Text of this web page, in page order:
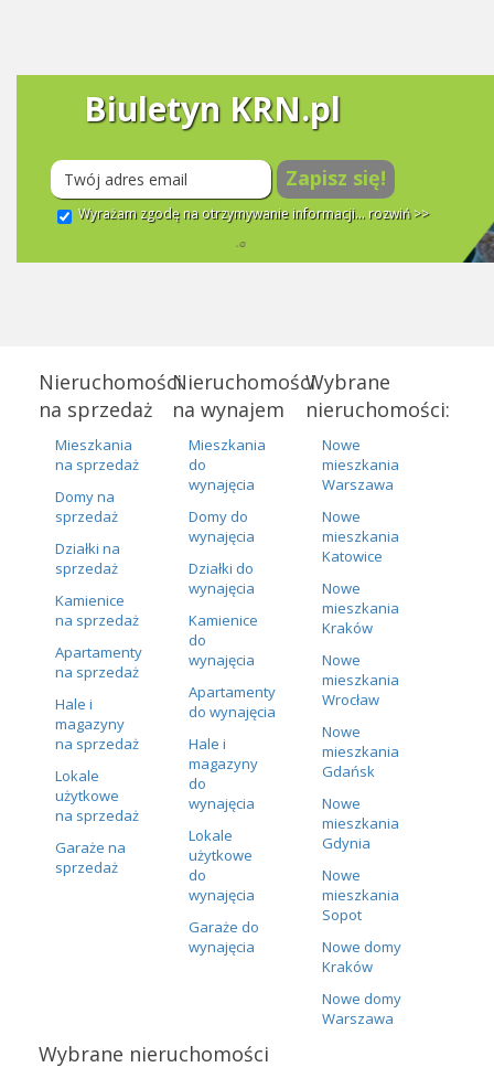
Biuletyn KRN.pl
Zapisz się!
Wyrażam zgodę na otrzymywanie informacji... rozwiń >>
Nieruchomości
na sprzedaż
Mieszkania
na sprzedaż
Domy na
sprzedaż
Działki na
sprzedaż
Kamienice
na sprzedaż
Apartamenty
na sprzedaż
Hale i
magazyny
na sprzedaż
Lokale
użytkowe
na sprzedaż
Garaże na
sprzedaż
Nieruchomości
na wynajem
Mieszkania
do
wynajęcia
Domy do
wynajęcia
Działki do
wynajęcia
Kamienice
do
wynajęcia
Apartamenty
do wynajęcia
Hale i
magazyny
do
wynajęcia
Lokale
użytkowe
do
wynajęcia
Garaże do
wynajęcia
Wybrane
nieruchomości:
Nowe
mieszkania
Warszawa
Nowe
mieszkania
Katowice
Nowe
mieszkania
Kraków
Nowe
mieszkania
Wrocław
Nowe
mieszkania
Gdańsk
Nowe
mieszkania
Gdynia
Nowe
mieszkania
Sopot
Nowe domy
Kraków
Nowe domy
Warszawa
Wybrane nieruchomości